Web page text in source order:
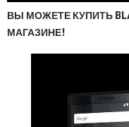
ВЫ МОЖЕТЕ КУПИТЬ
МАГАЗИНЕ!